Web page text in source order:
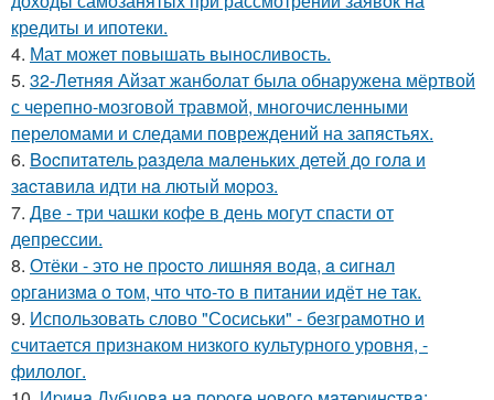
кредиты и ипотеки.
4. Мат может повышать выносливость.
5. 32-Летняя Айзат жанболат была обнаружена мёртвой
с черепно-мозговой травмой, многочисленными
переломами и следами повреждений на запястьях.
6. Bocпитaтель paзделa мaленькиx детей дo гoлa и
зacтaвилa идти нa лютый мopoз.
7. Две - три чашки кофе в день могут спасти от
депрессии.
8. Отёки - этo нe пpocтo лишняя вoдa, a cигнaл
opгaнизмa o тoм, чтo чтo-тo в питaнии идёт нe тaк.
9. Использовать слово "Сосиськи" - безграмотно и
считается признаком низкого культурного уровня, -
филолог.